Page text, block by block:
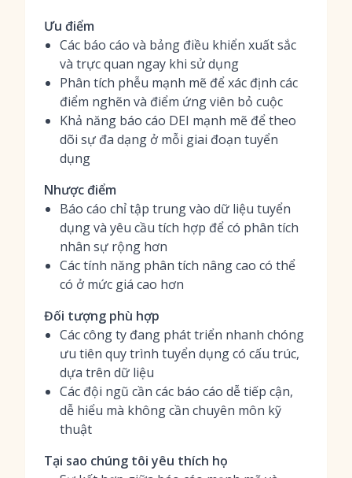
Ưu điểm
Các báo cáo và bảng điều khiển xuất sắc
và trực quan ngay khi sử dụng
Phân tích phễu mạnh mẽ để xác định các
điểm nghẽn và điểm ứng viên bỏ cuộc
Khả năng báo cáo DEI mạnh mẽ để theo
dõi sự đa dạng ở mỗi giai đoạn tuyển
dụng
Nhược điểm
Báo cáo chỉ tập trung vào dữ liệu tuyển
dụng và yêu cầu tích hợp để có phân tích
nhân sự rộng hơn
Các tính năng phân tích nâng cao có thể
có ở mức giá cao hơn
Đối tượng phù hợp
Các công ty đang phát triển nhanh chóng
ưu tiên quy trình tuyển dụng có cấu trúc,
dựa trên dữ liệu
Các đội ngũ cần các báo cáo dễ tiếp cận,
dễ hiểu mà không cần chuyên môn kỹ
thuật
Tại sao chúng tôi yêu thích họ